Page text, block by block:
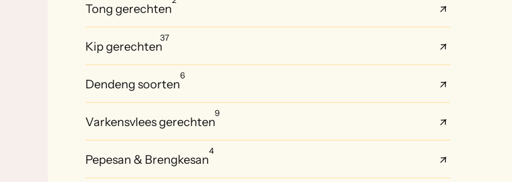
Tong gerechten
Kip gerechten
37
Dendeng soorten
6
Varkensvlees gerechten
9
Pepesan & Brengkesan
4